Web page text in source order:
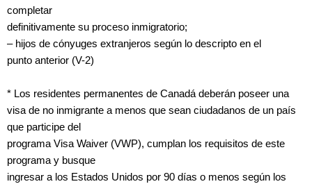
completar
definitivamente su proceso inmigratorio;
– hijos de cónyuges extranjeros según lo descripto en el
punto anterior (V-2)
* Los residentes permanentes de Canadá deberán poseer una
visa de no inmigrante a menos que sean ciudadanos de un país
que participe del
programa Visa Waiver (VWP), cumplan los requisitos de este
programa y busque
ingresar a los Estados Unidos por 90 días o menos según los